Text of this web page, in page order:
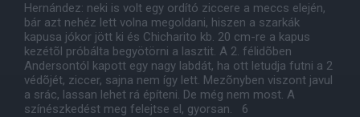
Hernández: neki is volt egy ordító ziccere a meccs elején,
bár azt nehéz lett volna megoldani, hiszen a szarkák
kapusa jókor jött ki és Chicharito kb. 20 cm-re a kapus
kezétõl próbálta begyötörni a lasztit. A 2. félidõben
Andersontól kapott egy nagy labdát, ha ott letudja futni a 2
védõjét, ziccer, sajna nem így lett. Mezõnyben viszont javul
a srác, lassan lehet rá építeni. De még nem most. A
színészkedést meg felejtse el, gyorsan. 6